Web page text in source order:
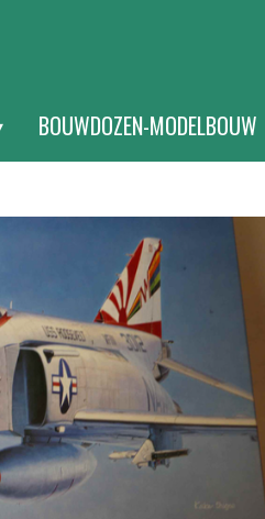
BOUWDOZEN-MODELBOUW